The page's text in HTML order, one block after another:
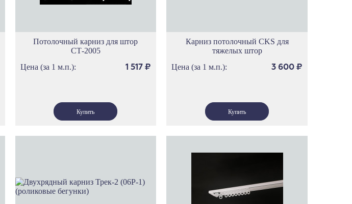
Карнизы Эрмитаж
Карнизы Имидж
Карнизы Техностиль
Карнизы Бремен
Потолочный карниз для штор
СТ-2005
Цена (за 1 м.п.):
1 517₽
Карниз потолочный CKS для
тяжелых штор
Цена (за 1 м.п.):
3 600 ₽